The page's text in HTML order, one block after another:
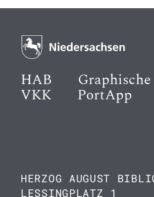
HAB
VKK PortApp
HERZOG AUGUST
LESSINGPLATZ 1